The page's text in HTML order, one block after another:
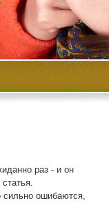
раз - и он
сильно ошибаются,